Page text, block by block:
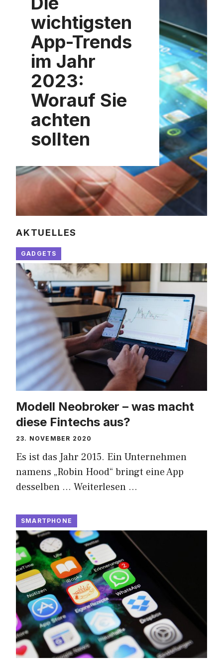
wichtigsten
App-Trends
im Jahr
2023:
Worauf Sie
achten
sollten
AKTUELLES
GADGETS
Modell Neobroker – was macht
diese Fintechs aus?
23. NOVEMBER 2020
Es ist das Jahr 2015. Ein Unternehmen
namens „Robin Hood“ bringt eine App
desselben … Weiterlesen …
SMARTPHONE